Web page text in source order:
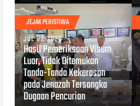
JEJAK PERISTIWA
JUL 07, 2026
Hasil Pemeriksaan Visum
Luar, Tidak Ditemukan
Tanda-Tanda Kekerasan
pada Jenazah Tersangka
Dugaan Pencurian